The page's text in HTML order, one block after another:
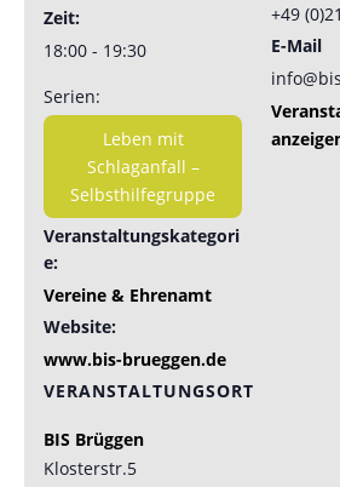
Zeit:
18:00 - 19:30
Serien:
Leben mit
Schlaganfall –
Selbsthilfegruppe
Veranstaltungskategori
e:
Vereine & Ehrenamt
Website:
www.bis-brueggen.de
VERANSTALTUNGSORT
BIS Brüggen
Klosterstr.5
+49
E-Mail